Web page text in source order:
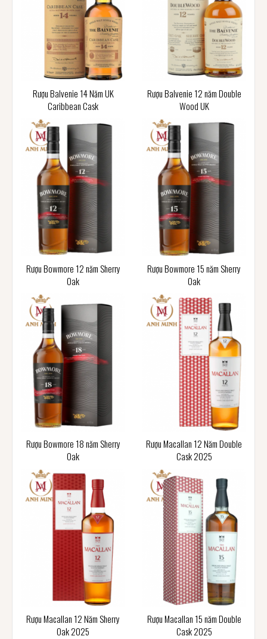
Rượu Balvenie 14 Năm UK
Caribbean Cask
Rượu Balvenie 12 năm Double
Wood UK
Rượu Bowmore 12 năm Sherry
Oak
Rượu Bowmore 15 năm Sherry
Oak
Rượu Bowmore 18 năm Sherry
Oak
Rượu Macallan 12 Năm Double
Cask 2025
Rượu Macallan 12 Năm Sherry
Oak 2025
Rượu Macallan 15 năm Double
Cask 2025